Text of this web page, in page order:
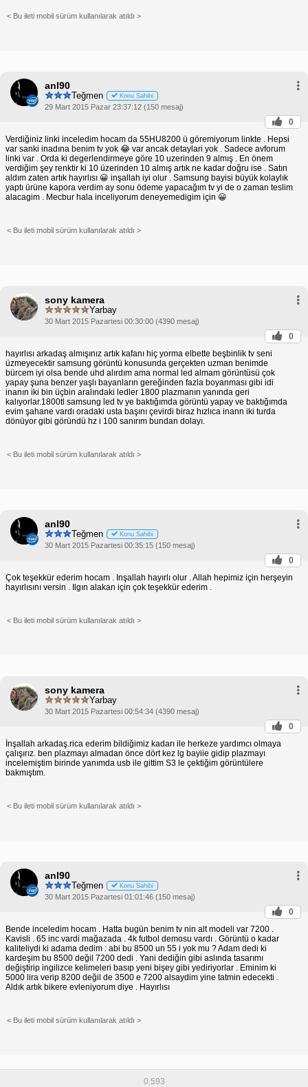
< Bu ileti mobil sürüm kullanılarak atıldı >
anl90
Teğmen Konu Sahibi
29 Mart 2015 Pazar 23:37:12 (150 mesaj)
0
Verdiğiniz linki inceledim hocam da 55HU8200 ü göremiyorum linkte . Hepsi
var sanki inadına benim tv yok 😂 var ancak detaylari yok . Sadece avforum
linki var . Orda ki degerlendirmeye göre 10 uzerinden 9 almış . En önem
verdiğim şey renktir ki 10 üzerinden 10 almış artık ne kadar doğru ise . Satın
aldım zaten artık hayırlısı 😀 inşallah iyi olur . Samsung bayisi büyük kolaylık
yaptı ürüne kapora verdim ay sonu ödeme yapacağım tv yi de o zaman teslim
alacagim . Mecbur hala inceliyorum deneyemedigim için 😀
< Bu ileti mobil sürüm kullanılarak atıldı >
sony kamera
Yarbay
30 Mart 2015 Pazartesi 00:30:00 (4390 mesaj)
0
hayırlısı arkadaş almışınız artık kafanı hiç yorma elbette beşbinlik tv seni
üzmeyecektir samsung görüntü konusunda gerçekten uzman benimde
bürcem iyi olsa bende uhd alırdım ama normal led almam görüntüsü çok
yapay şuna benzer yaşlı bayanların gereğinden fazla boyanması gibi idi
inanın iki bin üçbin aralındaki ledler 1800 plazmanın yanında geri
kalıyorlar.1800tl samsung led tv ye baktığımda görüntü yapay ve baktığımda
evim şahane vardı oradaki usta başını çevirdi biraz hızlıca inann iki turda
dönüyor gibi göründü hz i 100 sanırım bundan dolayı.
< Bu ileti mobil sürüm kullanılarak atıldı >
anl90
Teğmen Konu Sahibi
30 Mart 2015 Pazartesi 00:35:15 (150 mesaj)
0
Çok teşekkür ederim hocam . Inşallah hayırlı olur . Allah hepimiz için herşeyin
hayırlısını versin . Ilgın alakan için çok teşekkür ederim .
< Bu ileti mobil sürüm kullanılarak atıldı >
sony kamera
Yarbay
30 Mart 2015 Pazartesi 00:54:34 (4390 mesaj)
0
İnşallah arkadaş.rica ederim bildiğimiz kadarı ile herkeze yardımcı olmaya
çalışırız. ben plazmayı almadan önce dört kez lg bayiie gidip plazmayı
incelemiştim birinde yanımda usb ile gittim S3 le çektiğim görüntülere
bakmıştım.
< Bu ileti mobil sürüm kullanılarak atıldı >
anl90
Teğmen Konu Sahibi
30 Mart 2015 Pazartesi 01:01:46 (150 mesaj)
0
Bende inceledim hocam . Hatta bugün benim tv nin alt modeli var 7200 .
Kavisli . 65 inc vardi mağazada . 4k futbol demosu vardı . Görüntü o kadar
kaliteliydi ki adama dedim : abi bu 8500 un 55 i yok mu ? Adam dedi ki
kardeşim bu 8500 değil 7200 dedi . Yani dediğin gibi aslında tasarımı
değiştirip ingilizce kelimeleri basıp yeni bişey gibi yediriyorlar . Eminim ki
5000 lira verip 8200 değil de 3500 e 7200 alsaydim yine tatmin edecekti .
Aldık artık bikere evleniyorum diye . Hayırlısı
< Bu ileti mobil sürüm kullanılarak atıldı >
0,593